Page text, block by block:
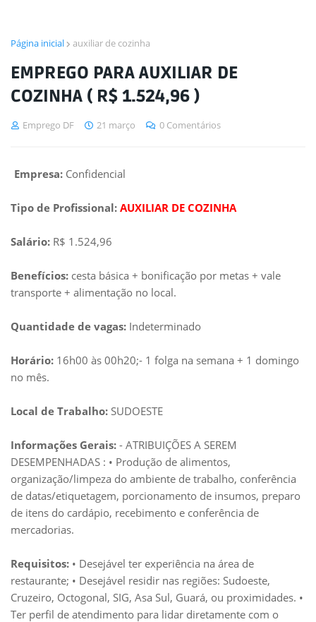
Página inicial auxiliar de cozinha
EMPREGO PARA AUXILIAR DE
COZINHA ( R$ 1.524,96 )
Emprego DF 21 março 0 Comentários
Empresa: Confidencial
Tipo de Profissional: AUXILIAR DE COZINHA
Salário: R$ 1.524,96
Benefícios: cesta básica + bonificação por metas + vale
transporte + alimentação no local.
Quantidade de vagas: Indeterminado
Horário: 16h00 às 00h20;- 1 folga na semana + 1 domingo
no mês.
Local de Trabalho: SUDOESTE
Informações Gerais: - ATRIBUIÇÕES A SEREM
DESEMPENHADAS : • Produção de alimentos,
organização/limpeza do ambiente de trabalho, conferência
de datas/etiquetagem, porcionamento de insumos, preparo
de itens do cardápio, recebimento e conferência de
mercadorias.
Requisitos: • Desejável ter experiência na área de
restaurante; • Desejável residir nas regiões: Sudoeste,
Cruzeiro, Octogonal, SIG, Asa Sul, Guará, ou proximidades. •
Ter perfil de atendimento para lidar diretamente com o